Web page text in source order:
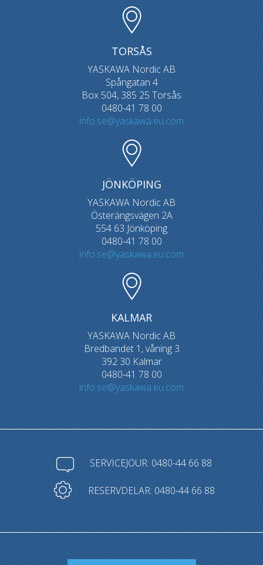
TORSÅS
YASKAWA Nordic AB
Spångatan 4
Box 504, 385 25 Torsås
0480-41 78 00
info.se@yaskawa.eu.com
JÖNKÖPING
YASKAWA Nordic AB
Österängsvägen 2A
554 63 Jönköping
0480-41 78 00
info.se@yaskawa.eu.com
KALMAR
YASKAWA Nordic AB
Bredbandet 1, våning 3
392 30 Kalmar
0480-41 78 00
info.se@yaskawa.eu.com
SERVICEJOUR: 0480-44 66 88
RESERVDELAR: 0480-44 66 88